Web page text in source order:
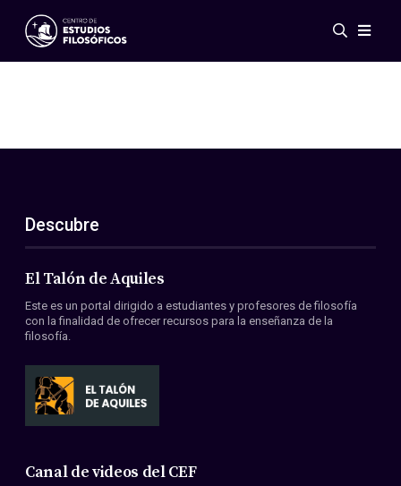
Eventos
ES
EN
Acerca de nosotros
Miembros
Convenios
Descubre
El Talón de Aquiles
Este es un portal dirigido a estudiantes y profesores de filosofía
con la finalidad de ofrecer recursos para la enseñanza de la
filosofía.
Canal de videos del CEF